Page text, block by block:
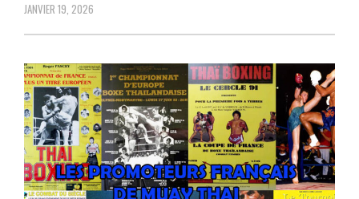
JANVIER 19, 2026